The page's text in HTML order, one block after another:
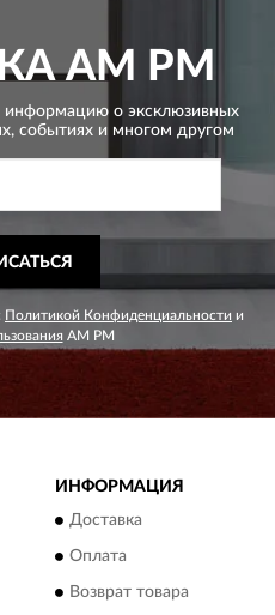
AM PM
информацию о эксклюзивных
событиях и многом другом
Политикой Конфиденциальности и
AM PM
ИНФОРМАЦИЯ
Доставка
Оплата
Возврат товара